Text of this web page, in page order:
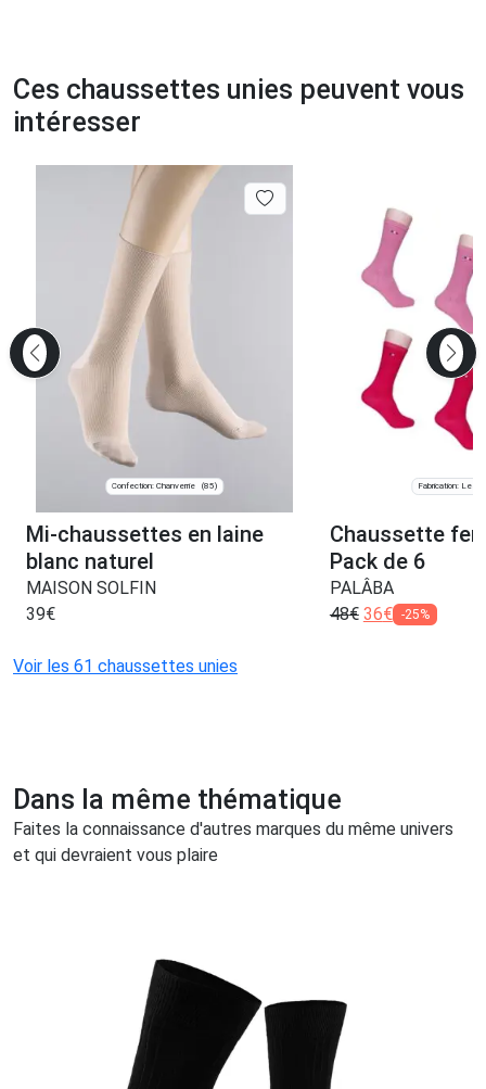
Ces chaussettes unies peuvent vous
intéresser
Confection: Chanverrie (85)
Mi-chaussettes en laine
blanc naturel
MAISON SOLFIN
39€
Fabrication: Les
Chaussette
Pack de 6
PALÂBA
48€ 36€ -25%
Voir les 61 chaussettes unies
Dans la même thématique
Faites la connaissance d'autres marques du même univers
et qui devraient vous plaire